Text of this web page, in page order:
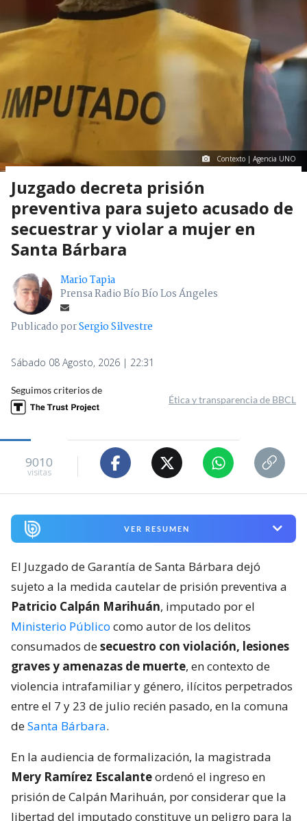
Contexto | Agencia UNO
Juzgado decreta prisión
preventiva para sujeto acusado de
secuestrar y violar a mujer en
Santa Bárbara
Mario Tapia
Prensa Radio Bío Bío Los Ángeles
Publicado porSergio Silvestre
Sábado 08 Agosto, 2026 | 22:31
Seguimos criterios de
Ética y transparencia de BBCL
9010
visitas
VER RESUMEN
El Juzgado de Garantía de Santa Bárbara dejó
sujeto a la medida cautelar de prisión preventiva a
Patricio Calpán Marihuán, imputado por el
Ministerio Público como autor de los delitos
consumados desecuestro con violación, lesiones
graves y amenazas de muerte, en contexto de
violencia intrafamiliar y género, ilícitos perpetrados
entre el 7 y 23 de julio recién pasado, en la comuna
deSanta Bárbara.
En la audiencia de formalización, la magistrada
Mery Ramírez Escalanteordenó el ingreso en
prisión de Calpán Marihuán, por considerar que la
libertad del imputado constituye un peligro para la